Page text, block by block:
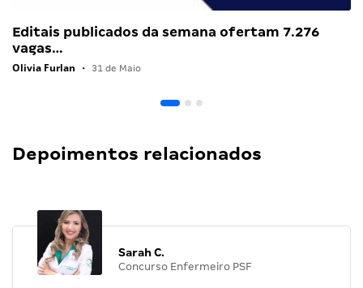
Editais publicados da semana ofertam 7.276
vagas…
Olivia Furlan • 31 de Maio
Depoimentos relacionados
Sarah C.
Concurso Enfermeiro PSF